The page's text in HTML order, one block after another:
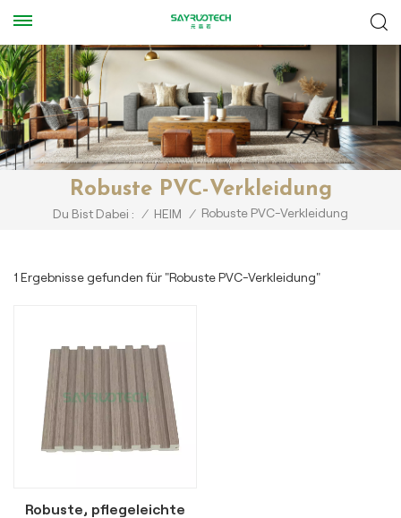
Robuste PVC-Verkleidung
Du Bist Dabei : / HEIM / Robuste PVC-Verkleidung
1 Ergebnisse gefunden für "Robuste PVC-Verkleidung"
Robuste, pflegeleichte